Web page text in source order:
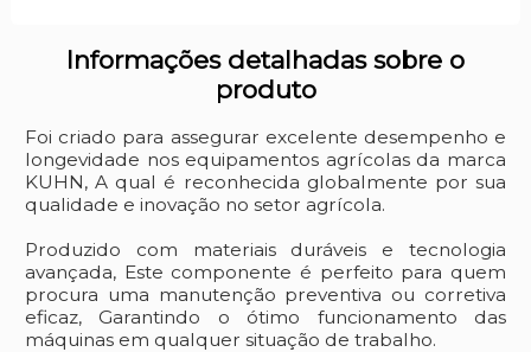
Informações detalhadas sobre o
produto
Foi criado para assegurar excelente desempenho e
longevidade nos equipamentos agrícolas da marca
KUHN, A qual é reconhecida globalmente por sua
qualidade e inovação no setor agrícola.
Produzido com materiais duráveis e tecnologia
avançada, Este componente é perfeito para quem
procura uma manutenção preventiva ou corretiva
eficaz, Garantindo o ótimo funcionamento das
máquinas em qualquer situação de trabalho.